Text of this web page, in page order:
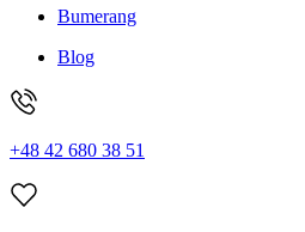
Bumerang
Blog
+48 42 680 38 51